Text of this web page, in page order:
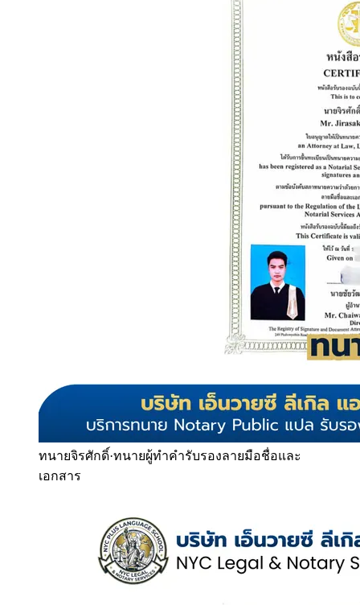
ทนายจิรศักดิ์·ทนายผู้ทำคำรับรองลายมือชื่อและ
เอกสาร